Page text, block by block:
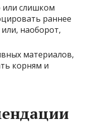
слишком
раннее
наоборот,
материалов,
корням и